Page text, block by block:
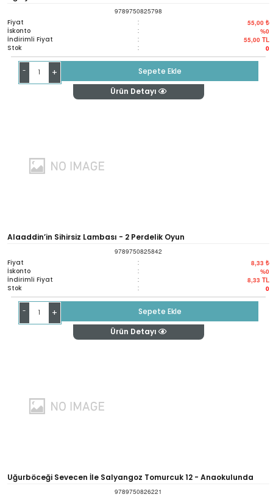
9789750825798
Fiyat : 55,00 ₺
İskonto : %0
İndirimli Fiyat : 55,00 TL
Stok : 0
- +
Sepete Ekle
Ürün Detayı
Alaaddin’in Sihirsiz Lambası - 2 Perdelik Oyun
9789750825842
Fiyat : 8,33 ₺
İskonto : %0
İndirimli Fiyat : 8,33 TL
Stok : 0
- +
Sepete Ekle
Ürün Detayı
Uğurböceği Sevecen İle Salyangoz Tomurcuk 12 - Anaokulunda
9789750826221